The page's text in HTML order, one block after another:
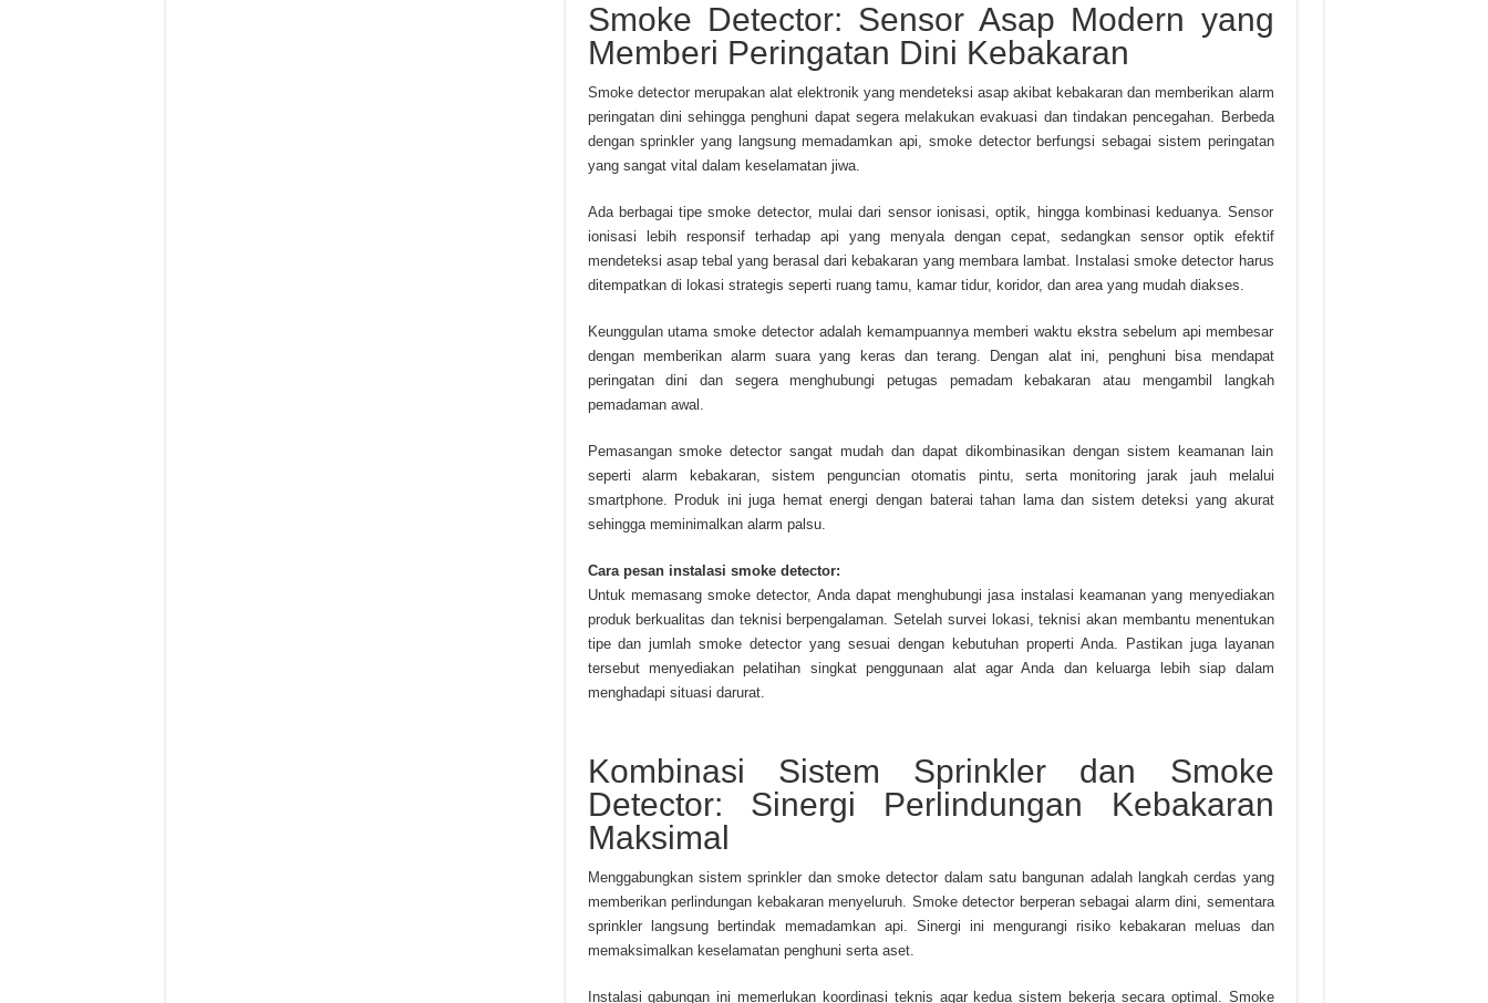
Smoke Detector: Sensor Asap Modern yang
Memberi Peringatan Dini Kebakaran
Smoke detector merupakan alat elektronik yang mendeteksi asap akibat kebakaran dan memberikan alarm
peringatan dini sehingga penghuni dapat segera melakukan evakuasi dan tindakan pencegahan. Berbeda
dengan sprinkler yang langsung memadamkan api, smoke detector berfungsi sebagai sistem peringatan
yang sangat vital dalam keselamatan jiwa.
Ada berbagai tipe smoke detector, mulai dari sensor ionisasi, optik, hingga kombinasi keduanya. Sensor
ionisasi lebih responsif terhadap api yang menyala dengan cepat, sedangkan sensor optik efektif
mendeteksi asap tebal yang berasal dari kebakaran yang membara lambat. Instalasi smoke detector harus
ditempatkan di lokasi strategis seperti ruang tamu, kamar tidur, koridor, dan area yang mudah diakses.
Keunggulan utama smoke detector adalah kemampuannya memberi waktu ekstra sebelum api membesar
dengan memberikan alarm suara yang keras dan terang. Dengan alat ini, penghuni bisa mendapat
peringatan dini dan segera menghubungi petugas pemadam kebakaran atau mengambil langkah
pemadaman awal.
Pemasangan smoke detector sangat mudah dan dapat dikombinasikan dengan sistem keamanan lain
seperti alarm kebakaran, sistem penguncian otomatis pintu, serta monitoring jarak jauh melalui
smartphone. Produk ini juga hemat energi dengan baterai tahan lama dan sistem deteksi yang akurat
sehingga meminimalkan alarm palsu.
Cara pesan instalasi smoke detector:
Untuk memasang smoke detector, Anda dapat menghubungi jasa instalasi keamanan yang menyediakan
produk berkualitas dan teknisi berpengalaman. Setelah survei lokasi, teknisi akan membantu menentukan
tipe dan jumlah smoke detector yang sesuai dengan kebutuhan properti Anda. Pastikan juga layanan
tersebut menyediakan pelatihan singkat penggunaan alat agar Anda dan keluarga lebih siap dalam
menghadapi situasi darurat.
Kombinasi Sistem Sprinkler dan Smoke
Detector: Sinergi Perlindungan Kebakaran
Maksimal
Menggabungkan sistem sprinkler dan smoke detector dalam satu bangunan adalah langkah cerdas yang
memberikan perlindungan kebakaran menyeluruh. Smoke detector berperan sebagai alarm dini, sementara
sprinkler langsung bertindak memadamkan api. Sinergi ini mengurangi risiko kebakaran meluas dan
memaksimalkan keselamatan penghuni serta aset.
Instalasi gabungan ini memerlukan koordinasi teknis agar kedua sistem bekerja secara optimal. Smoke